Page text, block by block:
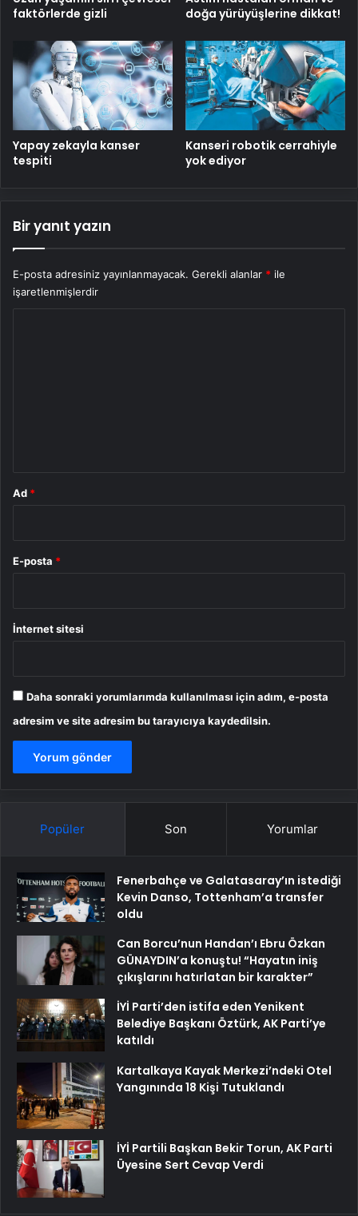
faktörlerde gizli
doğa yürüyüşlerine dikkat!
Yapay zekayla kanser
tespiti
Kanseri robotik cerrahiyle
yok ediyor
Bir yanıt yazın
E-posta adresiniz yayınlanmayacak. Gerekli alanlar * ile
işaretlenmişlerdir
Ad *
E-posta *
İnternet sitesi
Daha sonraki yorumlarımda kullanılması için adım, e-posta
adresim ve site adresim bu tarayıcıya kaydedilsin.
Popüler Son Yorumlar
Fenerbahçe ve Galatasaray’ın istediği
Kevin Danso, Tottenham’a transfer
oldu
Can Borcu’nun Handan’ı Ebru Özkan
GÜNAYDIN’a konuştu! “Hayatın iniş
çıkışlarını hatırlatan bir karakter”
İYİ Parti’den istifa eden Yenikent
Belediye Başkanı Öztürk, AK Parti’ye
katıldı
Kartalkaya Kayak Merkezi’ndeki Otel
Yangınında 18 Kişi Tutuklandı
İYİ Partili Başkan Bekir Torun, AK Parti
Üyesine Sert Cevap Verdi